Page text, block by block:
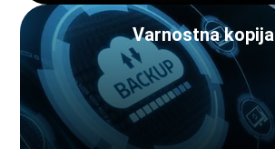
Varnostna kopija